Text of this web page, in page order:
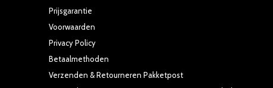
Prijsgarantie
Voorwaarden
Privacy Policy
Betaalmethoden
Verzenden & Retourneren Pakketpost